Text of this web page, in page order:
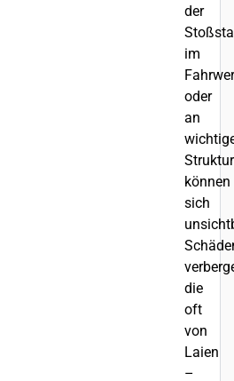
der
im
oder
an
können
sich
die
oft
von
Laien
–